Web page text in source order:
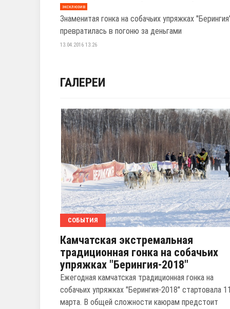
эксклюзив
Знаменитая гонка на собачьих упряжках
превратилась в погоню за деньгами
13.04.2016 13:26
ГАЛЕРЕИ
СОБЫТИЯ
Камчатская экстремальная
традиционная гонка на собачьих
упряжках "Берингия-2018"
Ежегодная камчатская традиционная гонка на
собачьих упряжках "Берингия-2018" стартовала
марта. В общей сложности каюрам предстоит